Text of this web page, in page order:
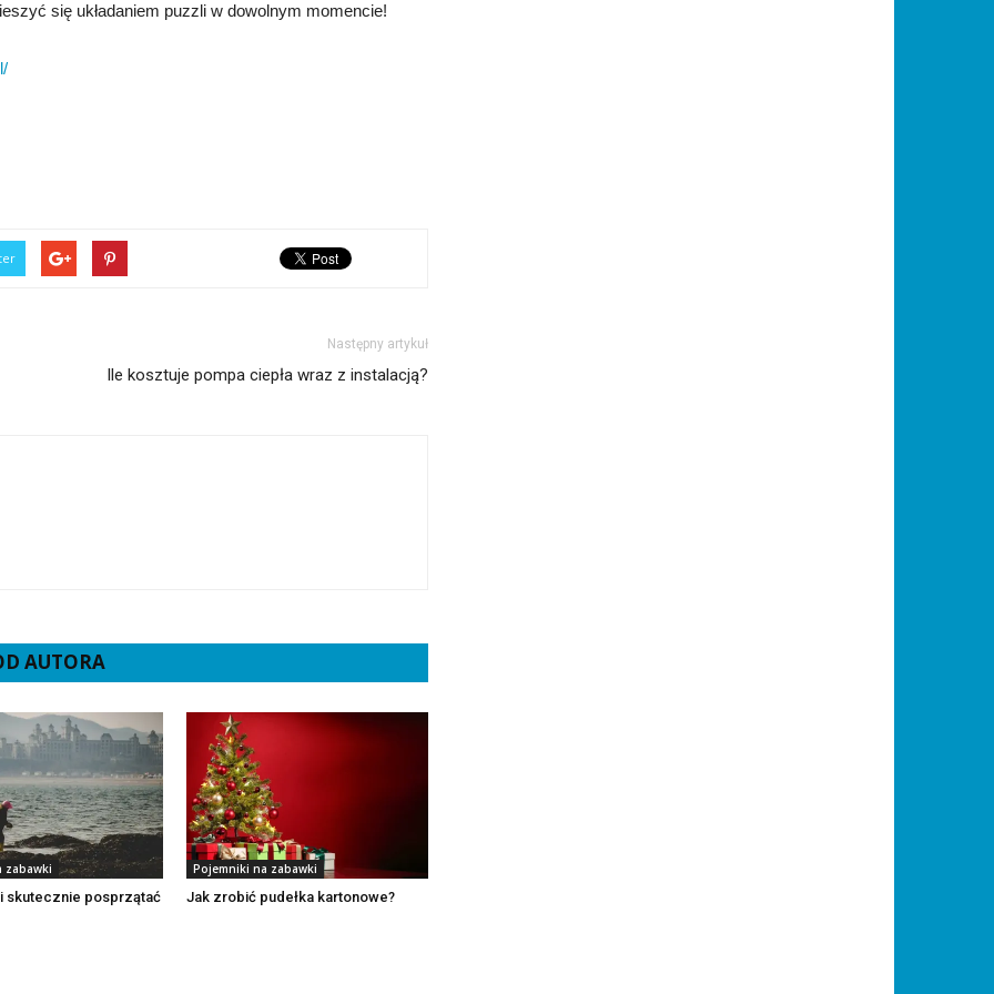
się układaniem puzzli w dowolnym momencie!
Następny artykuł
Ile kosztuje pompa ciepła wraz z instalacją?
AUTORA
zabawki
skutecznie posprzątać
Pojemniki na zabawki
Jak zrobić pudełka kartonowe?